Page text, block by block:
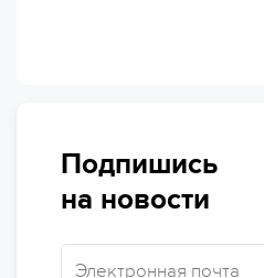
Подпишись
на новости